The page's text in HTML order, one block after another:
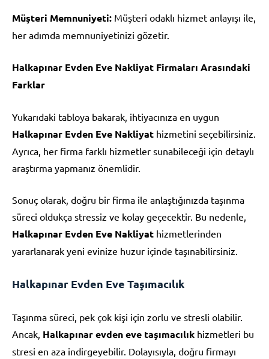
Müşteri Memnuniyeti: Müşteri odaklı hizmet anlayışı ile,
her adımda memnuniyetinizi gözetir.
Halkapınar Evden Eve Nakliyat Firmaları Arasındaki
Farklar
Yukarıdaki tabloya bakarak, ihtiyacınıza en uygun
Halkapınar Evden Eve Nakliyat hizmetini seçebilirsiniz.
Ayrıca, her firma farklı hizmetler sunabileceği için detaylı
araştırma yapmanız önemlidir.
Sonuç olarak, doğru bir firma ile anlaştığınızda taşınma
süreci oldukça stressiz ve kolay geçecektir. Bu nedenle,
Halkapınar Evden Eve Nakliyat hizmetlerinden
yararlanarak yeni evinize huzur içinde taşınabilirsiniz.
Halkapınar Evden Eve Taşımacılık
Taşınma süreci, pek çok kişi için zorlu ve stresli olabilir.
Ancak, Halkapınar evden eve taşımacılık hizmetleri bu
stresi en aza indirgeyebilir. Dolayısıyla, doğru firmayı